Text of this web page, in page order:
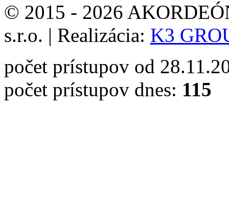
© 2015 - 2026
s.r.o. | Realizácia: K3
počet prístupov od
počet prístupov dnes: 115